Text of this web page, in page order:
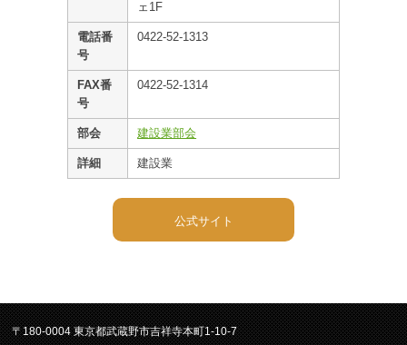
ェ1F
電話番
号
0422-52-1313
FAX番
号
0422-52-1314
部会 建設業部会
詳細 建設業
公式サイト
〒180-0004 東京都武蔵野市吉祥寺本町1-10-7